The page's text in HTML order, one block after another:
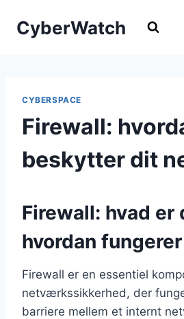
CyberWatch
CYBERSPACE
Firewall:
beskytter dit
Firewall: hvad er
hvordan
Firewall er en essentiel
netværkssikkerhed, der
barriere mellem et internt